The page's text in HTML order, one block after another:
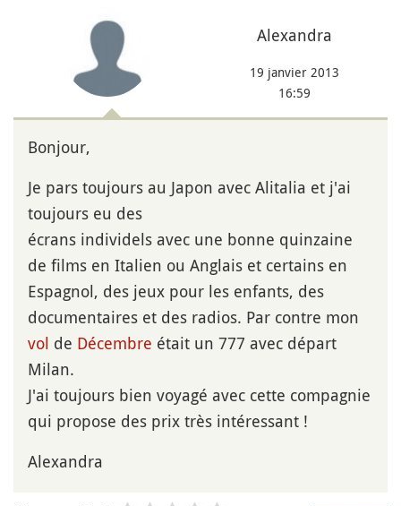
Alexandra
19 janvier 2013
16:59
Bonjour,
Je pars toujours au Japon avec Alitalia et j'ai
toujours eu des
écrans individels avec une bonne quinzaine
de films en Italien ou Anglais et certains en
Espagnol, des jeux pour les enfants, des
documentaires et des radios. Par contre mon
vol de Décembre était un 777 avec départ
Milan.
J'ai toujours bien voyagé avec cette compagnie
qui propose des prix très intéressant !
Alexandra